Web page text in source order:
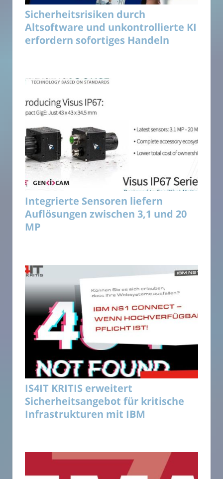
Sicherheitsrisiken durch
Altsoftware und unkontrollierte KI
erfordern sofortiges Handeln
Integrierte Sensoren liefern
Auflösungen zwischen 3,1 und 20
MP
IS4IT KRITIS erweitert
Sicherheitsangebot für kritische
Infrastrukturen mit IBM